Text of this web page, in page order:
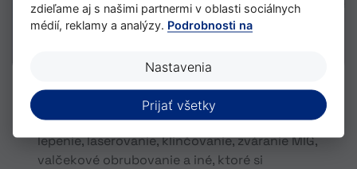
Používané aplikácie spolu s robotmi, ako je
lepenie, laserovanie, klinčovanie, zváranie MIG,
valčekové obrubovanie a iné, ktoré si
zdieľame aj s našimi partnermi v oblasti sociálnych
médií, reklamy a analýzy. Podrobnosti na
Nastavenia
Prijať všetky